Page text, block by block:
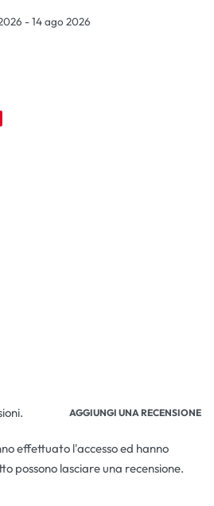
- 14 ago 2026
AGGIUNGI UNA RECENSIONE
effettuato l'accesso ed hanno
possono lasciare una recensione.